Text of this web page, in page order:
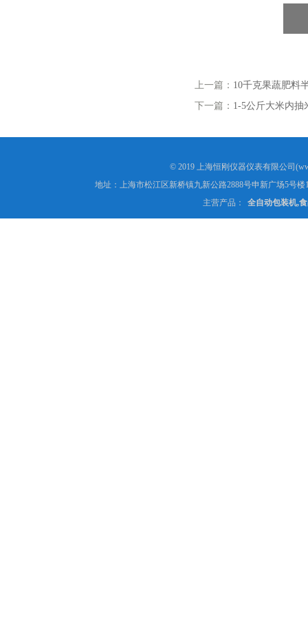
上一篇： 10千克果蔬肥料
下一篇： 1-5公斤大米内抽
© 2019 上海恒刚仪器仪表有限公司
地址：上海市松江区新桥镇九新公路2888号申新广场5号楼
主营产品：
全自动包装机,